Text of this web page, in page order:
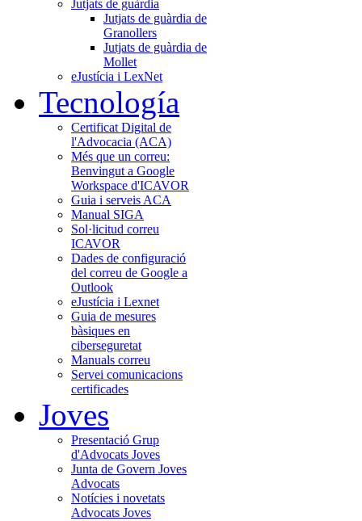
Jutjats de guàrdia
Jutjats de guàrdia de
Granollers
Jutjats de guàrdia de
Mollet
eJustícia i LexNet
Tecnología
Certificat Digital de
l'Advocacia (ACA)
Més que un correu:
Benvingut a Google
Workspace d'ICAVOR
Guia i serveis ACA
Manual SIGA
Sol·licitud correu
ICAVOR
Dades de configuració
del correu de Google a
Outlook
eJustícia i Lexnet
Guia de mesures
bàsiques en
ciberseguretat
Manuals correu
Servei comunicacions
certificades
Joves
Presentació Grup
d'Advocats Joves
Junta de Govern Joves
Advocats
Notícies i novetats
Advocats Joves